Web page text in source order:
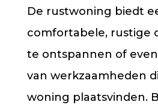
De rustwoning biedt
comfortabele, rustige
te ontspannen of
van werkzaamheden
woning plaatsvinden.